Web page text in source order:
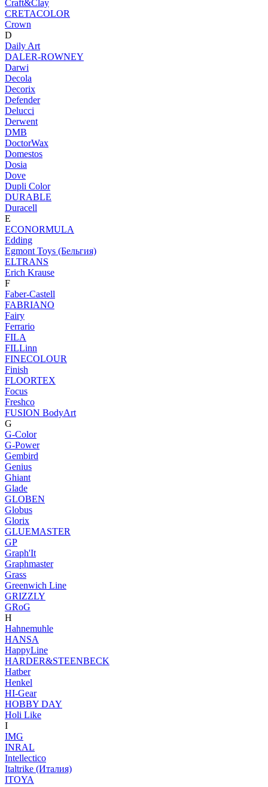
Craft&Clay
CRETACOLOR
Crown
D
Daily Art
DALER-ROWNEY
Darwi
Decola
Decorix
Defender
Delucci
Derwent
DMB
DoctorWax
Domestos
Dosia
Dove
Dupli Color
DURABLE
Duracell
E
ECONORMULA
Edding
Egmont Toys (Бельгия)
ELTRANS
Erich Krause
F
Faber-Castell
FABRIANO
Fairy
Ferrario
FILA
FILLinn
FINECOLOUR
Finish
FLOORTEX
Focus
Freshco
FUSION BodyArt
G
G-Color
G-Power
Gembird
Genius
Ghiant
Glade
GLOBEN
Globus
Glorix
GLUEMASTER
GP
Graph'It
Graphmaster
Grass
Greenwich Line
GRIZZLY
GRoG
H
Hahnemuhle
HANSA
HappyLine
HARDER&STEENBECK
Hatber
Henkel
HI-Gear
HOBBY DAY
Holi Like
I
IMG
INRAL
Intellectico
Italtrike (Италия)
ITOYA